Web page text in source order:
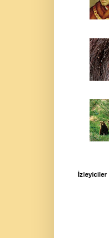
İzleyiciler